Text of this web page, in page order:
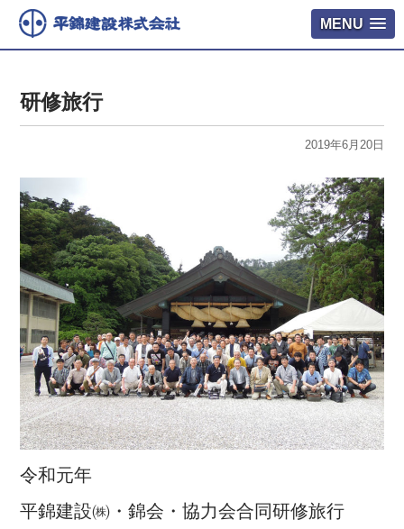
MENU
研修旅行
2019年6月20日
令和元年
平錦建設㈱・錦会・協力会合同研修旅行